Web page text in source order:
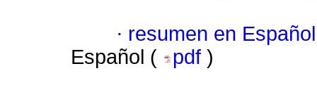
· resumen en Español
Español (
pdf )